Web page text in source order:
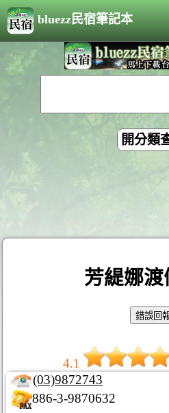
bluezz民宿筆記本
開分類
芳緹娜渡
4.1
(03)9872743
886-3-9870632